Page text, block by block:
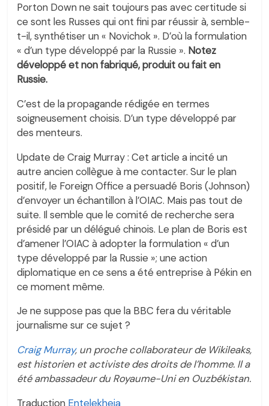
Porton Down ne sait toujours pas avec certitude si
ce sont les Russes qui ont fini par réussir à, semble-
t-il, synthétiser un « Novichok ». D’où la formulation
« d’un type développé par la Russie ». Notez
développé et non fabriqué, produit ou fait en
Russie.
C’est de la propagande rédigée en termes
soigneusement choisis. D’un type développé par
des menteurs.
Update de Craig Murray : Cet article a incité un
autre ancien collègue à me contacter. Sur le plan
positif, le Foreign Office a persuadé Boris (Johnson)
d’envoyer un échantillon à l’OIAC. Mais pas tout de
suite. Il semble que le comité de recherche sera
présidé par un délégué chinois. Le plan de Boris est
d’amener l’OIAC à adopter la formulation « d’un
type développé par la Russie »; une action
diplomatique en ce sens a été entreprise à Pékin en
ce moment même.
Je ne suppose pas que la BBC fera du véritable
journalisme sur ce sujet ?
Craig Murray, un proche collaborateur de Wikileaks,
est historien et activiste des droits de l’homme. Il a
été ambassadeur du Royaume-Uni en Ouzbékistan.
Traduction Entelekheia